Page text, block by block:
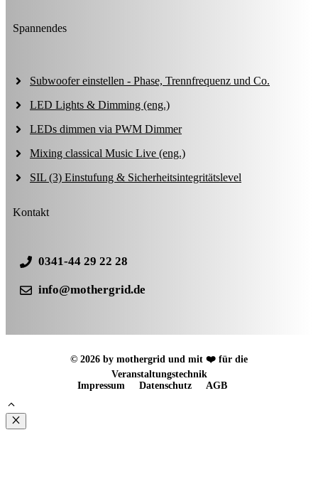
Spannendes
Subwoofer einstellen - Phase, Trennfrequenz und Co.
LED Lights & Dimming (eng.)
LEDs dimmen via PWM Dimmer
Mixing classical Music Live (eng.)
SIL (3) Einstufung & Sicherheitsintegritätslevel
Kontakt
0341-44 29 22 28
info@mothergrid.de
© 2026 by mothergrid und mit ❤️ für die
Veranstaltungstechnik
Impressum
Datenschutz AGB
Schließen